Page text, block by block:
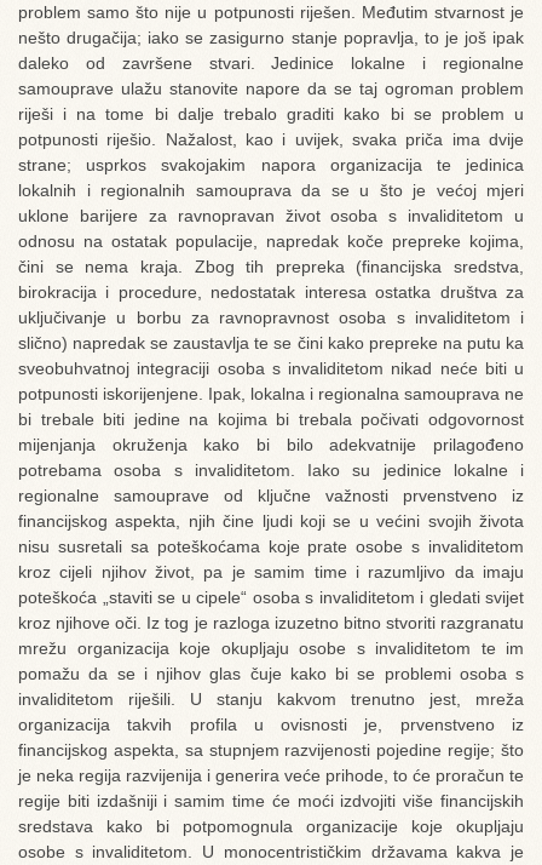
problem samo što nije u potpunosti riješen. Međutim stvarnost je
nešto drugačija; iako se zasigurno stanje popravlja, to je još ipak
daleko od završene stvari. Jedinice lokalne i regionalne
samouprave ulažu stanovite napore da se taj ogroman problem
riješi i na tome bi dalje trebalo graditi kako bi se problem u
potpunosti riješio. Nažalost, kao i uvijek, svaka priča ima dvije
strane; usprkos svakojakim napora organizacija te jedinica
lokalnih i regionalnih samouprava da se u što je većoj mjeri
uklone barijere za ravnopravan život osoba s invaliditetom u
odnosu na ostatak populacije, napredak koče prepreke kojima,
čini se nema kraja. Zbog tih prepreka (financijska sredstva,
birokracija i procedure, nedostatak interesa ostatka društva za
uključivanje u borbu za ravnopravnost osoba s invaliditetom i
slično) napredak se zaustavlja te se čini kako prepreke na putu ka
sveobuhvatnoj integraciji osoba s invaliditetom nikad neće biti u
potpunosti iskorijenjene. Ipak, lokalna i regionalna samouprava ne
bi trebale biti jedine na kojima bi trebala počivati odgovornost
mijenjanja okruženja kako bi bilo adekvatnije prilagođeno
potrebama osoba s invaliditetom. Iako su jedinice lokalne i
regionalne samouprave od ključne važnosti prvenstveno iz
financijskog aspekta, njih čine ljudi koji se u većini svojih života
nisu susretali sa poteškoćama koje prate osobe s invaliditetom
kroz cijeli njihov život, pa je samim time i razumljivo da imaju
poteškoća „staviti se u cipele“ osoba s invaliditetom i gledati svijet
kroz njihove oči. Iz tog je razloga izuzetno bitno stvoriti razgranatu
mrežu organizacija koje okupljaju osobe s invaliditetom te im
pomažu da se i njihov glas čuje kako bi se problemi osoba s
invaliditetom riješili. U stanju kakvom trenutno jest, mreža
organizacija takvih profila u ovisnosti je, prvenstveno iz
financijskog aspekta, sa stupnjem razvijenosti pojedine regije; što
je neka regija razvijenija i generira veće prihode, to će proračun te
regije biti izdašniji i samim time će moći izdvojiti više financijskih
sredstava kako bi potpomognula organizacije koje okupljaju
osobe s invaliditetom. U monocentrističkim državama kakva je